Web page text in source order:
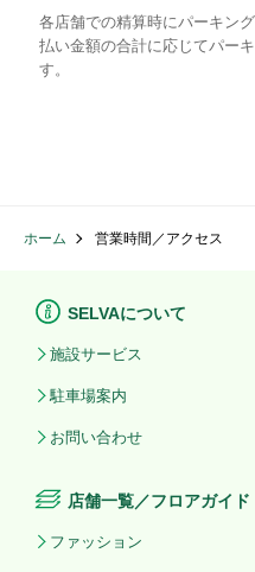
各店舗での精算時にパーキン
払い金額の合計に応じてパー
す。
ホーム 営業時間／アクセス
SELVAについて
施設サービス
駐車場案内
お問い合わせ
店舗一覧／フロアガイド
ファッション